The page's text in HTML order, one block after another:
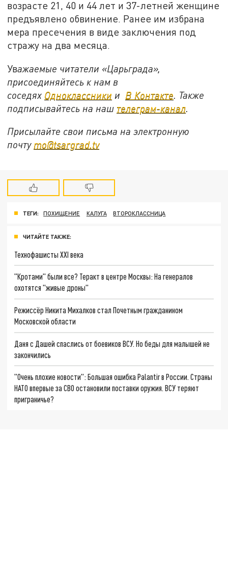
возрасте 21, 40 и 44 лет и 37-летней женщине
предъявлено обвинение. Ранее им избрана
мера пресечения в виде заключения под
стражу на два месяца.
Уважаемые читатели «Царьграда»,
присоединяйтесь к нам в
соседях Одноклассники и В Контакте . Также
подписывайтесь на наш телеграм-канал
Присылайте свои письма на электронную
почту mo@tsargrad.tv
ТЕГИ: ПОХИЩЕНИЕ КАЛУГА ВТОРОКЛАССНИЦА
ЧИТАЙТЕ ТАКЖЕ:
Технофашисты XXI века
"Кротами" были все? Теракт в центре Москвы: На генералов
охотятся "живые дроны"
Режиссёр Никита Михалков стал Почетным гражданином
Московской области
Даня с Дашей спаслись от боевиков ВСУ. Но беды для малышей не
закончились
"Очень плохие новости": Большая ошибка Palantir в России. Страны
НАТО впервые за СВО остановили поставки оружия. ВСУ теряют
приграничье?